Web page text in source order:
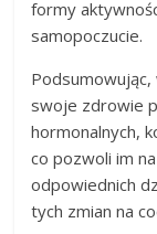
formy
samopoczucie.
Podsumowując,
swoje zdrowie
hormonalnych,
co pozwoli im
odpowiednich
tych zmian na